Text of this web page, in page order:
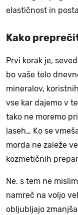
elastičnost in
Kako
Prvi korak je,
bo vaše telo
mineralov,
vse kar dajemo v
tako ne moremo
laseh… Ko se
morda ne zaleže
kozmetičnih
Ne, s tem ne
namreč na voljo
obljubljajo